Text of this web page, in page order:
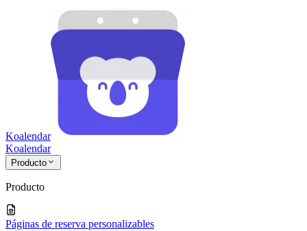
Koalendar
Koalendar
Producto
Producto
Páginas de reserva personalizables